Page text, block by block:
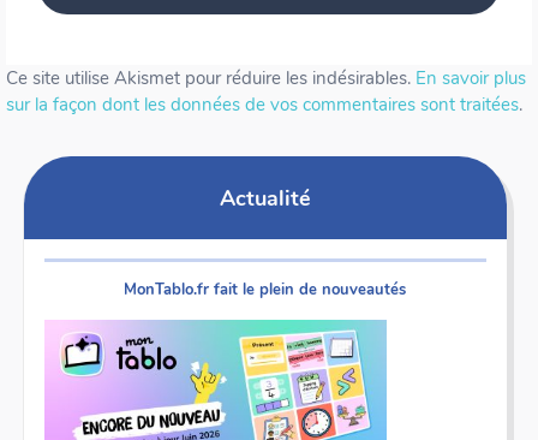
Ce site utilise Akismet pour réduire les indésirables. En savoir plus
sur la façon dont les données de vos commentaires sont traitées.
Actualité
MonTablo.fr fait le plein de nouveautés